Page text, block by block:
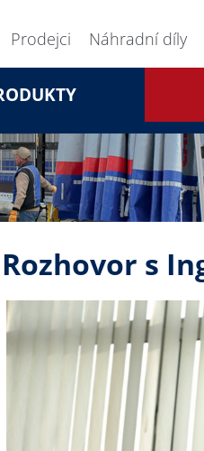
Prodejci Náhradní díly
Rozhovor s